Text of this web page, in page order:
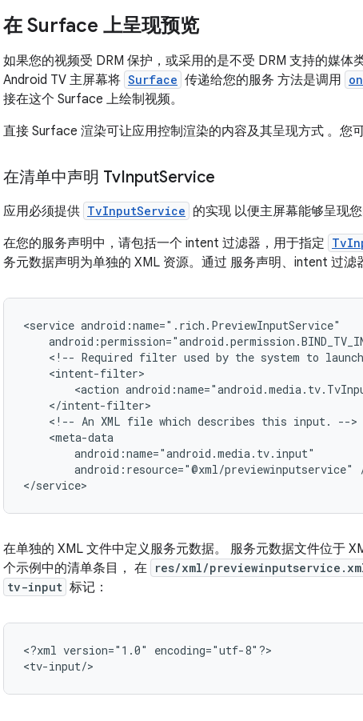
在 Surface 上呈现预览
如果您的视频受 DRM 保护，或采用的是不受 DRM 支持的媒体
Android TV 主屏幕将 Surface 传递给您的服务 方法是调用
接在这个 Surface 上绘制视频。
直接 Surface 渲染可让应用控制渲染的内容及其呈现方式 。您
在清单中声明 TvInputService
应用必须提供 TvInputService 的实现 以便主屏幕能够呈现
在您的服务声明中，请包括一个 intent 过滤器，用于指定
务元数据声明为单独的 XML 资源。通过 服务声明、intent 过滤
<service
<!-- Required filter used by the system to launch
<action
<!-- An XML file which describes this input.
android:resource="@xml/previewinputservice"
</service>
在单独的 XML 文件中定义服务元数据。 服务元数据文件位于
个示例中的清单条目， 在 res/xml/
tv-input 标记：
<?xml version="1.0"
encoding="utf-8"?>